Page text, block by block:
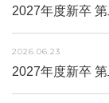
2027年度新卒
2026.06.23
2027年度新卒